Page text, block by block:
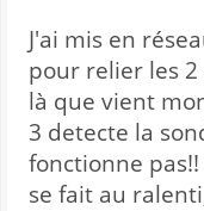
J'ai mis en
pour relier les
là que vient
3 detecte la
fonctionne
se fait au